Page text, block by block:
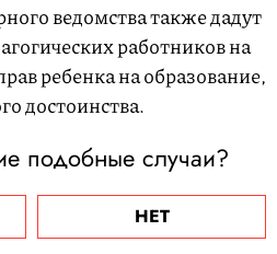
ведомства также дадут
работников на
ребенка на образование,
достоинства.
подобные случаи?
НЕТ